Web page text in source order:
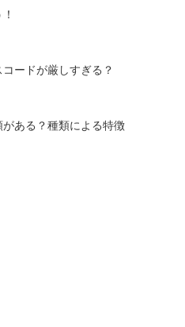
ードが厳しすぎる？
ある？種類による特徴